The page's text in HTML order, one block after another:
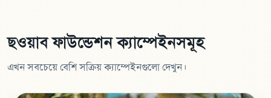
ছওয়াব ফাউন্ডেশন ক্যাম্পেইনসমূহ
এখন সবচেয়ে বেশি সক্রিয় ক্যাম্পেইনগুলো দেখুন।